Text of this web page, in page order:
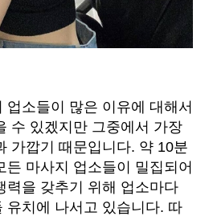
업소들이 많은 이유에 대해서
수 있겠지만 그중에서 가장
가깝기 때문입니다. 약 10분
든 마사지 업소들이 밀집되어
력을 갖추기 위해 업소마다
유치에 나서고 있습니다. 따